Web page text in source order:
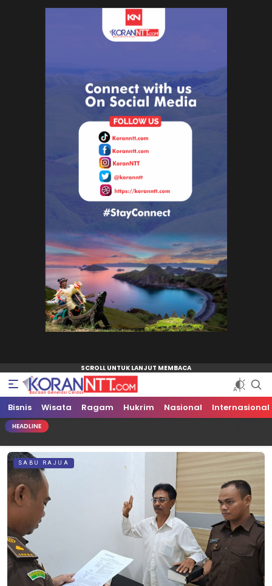
Koran NTT
Bacaan Generasi Cerdas
Bisnis Wisata Ragam Hukrim Nasional Internasional
HEADLINE
SABU RAJUA